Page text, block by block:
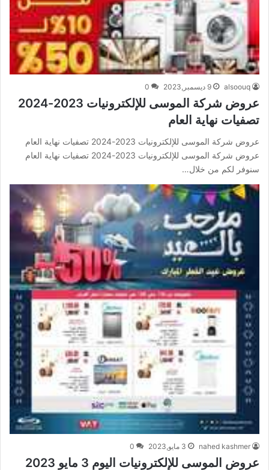
alsoouq 9 ديسمبر,2023 0
عروض شركة الموسى للإلكترونيات 2023-2024
تصفيات نهاية العام
عروض شركة الموسى للإلكترونيات 2023-2024 تصفيات نهاية العام
عروض شركة الموسى للإلكترونيات 2023-2024 تصفيات نهاية العام
سنوفر لكم من خلال…
nahed kashmer 3 مايو,2023 0
عروض الموسى للإلكترونيات اليوم 3 مايو 2023